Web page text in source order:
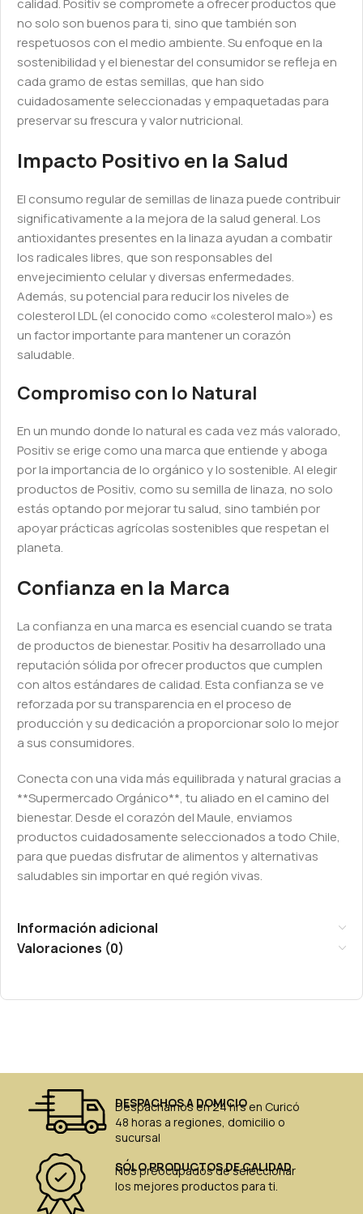
calidad. Positiv se compromete a ofrecer productos que
no solo son buenos para ti, sino que también son
respetuosos con el medio ambiente. Su enfoque en la
sostenibilidad y el bienestar del consumidor se refleja en
cada gramo de estas semillas, que han sido
cuidadosamente seleccionadas y empaquetadas para
preservar su frescura y valor nutricional.
Impacto Positivo en la Salud
El consumo regular de semillas de linaza puede contribuir
significativamente a la mejora de la salud general. Los
antioxidantes presentes en la linaza ayudan a combatir
los radicales libres, que son responsables del
envejecimiento celular y diversas enfermedades.
Además, su potencial para reducir los niveles de
colesterol LDL (el conocido como «colesterol malo») es
un factor importante para mantener un corazón
saludable.
Compromiso con lo Natural
En un mundo donde lo natural es cada vez más valorado,
Positiv se erige como una marca que entiende y aboga
por la importancia de lo orgánico y lo sostenible. Al elegir
productos de Positiv, como su semilla de linaza, no solo
estás optando por mejorar tu salud, sino también por
apoyar prácticas agrícolas sostenibles que respetan el
planeta.
Confianza en la Marca
La confianza en una marca es esencial cuando se trata
de productos de bienestar. Positiv ha desarrollado una
reputación sólida por ofrecer productos que cumplen
con altos estándares de calidad. Esta confianza se ve
reforzada por su transparencia en el proceso de
producción y su dedicación a proporcionar solo lo mejor
a sus consumidores.
Conecta con una vida más equilibrada y natural gracias a
**Supermercado Orgánico**, tu aliado en el camino del
bienestar. Desde el corazón del Maule, enviamos
productos cuidadosamente seleccionados a todo Chile,
para que puedas disfrutar de alimentos y alternativas
saludables sin importar en qué región vivas.
Información adicional
Valoraciones (0)
DESPACHOS A DOMICIO
Despachamos en 24 hrs en Curicó
48 horas a regiones, domicilio o
sucursal
SÓLO PRODUCTOS DE CALIDAD
Nos preocupados de seleccionar
los mejores productos para ti.